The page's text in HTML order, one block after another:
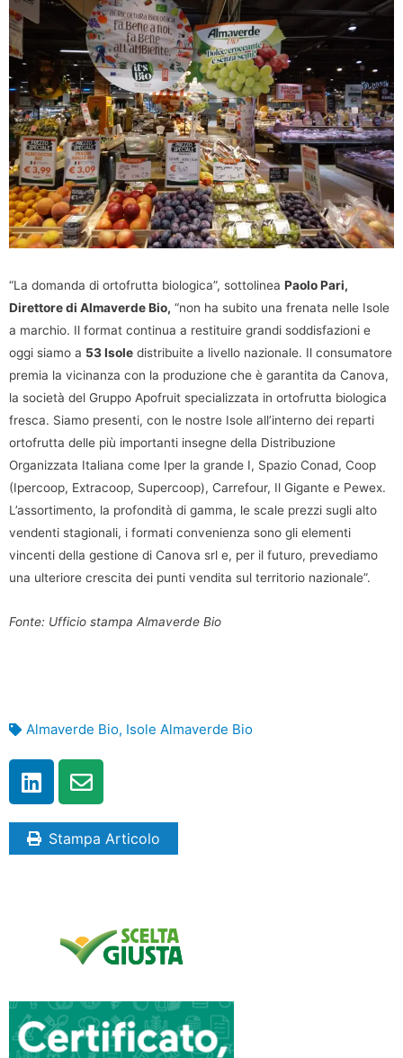
“La domanda di ortofrutta biologica”, sottolinea Paolo Pari,
Direttore di Almaverde Bio, “non ha subito una frenata nelle Isole
a marchio. Il format continua a restituire grandi soddisfazioni e
oggi siamo a 53 Isole distribuite a livello nazionale. Il consumatore
premia la vicinanza con la produzione che è garantita da Canova,
la società del Gruppo Apofruit specializzata in ortofrutta biologica
fresca. Siamo presenti, con le nostre Isole all’interno dei reparti
ortofrutta delle più importanti insegne della Distribuzione
Organizzata Italiana come Iper la grande I, Spazio Conad, Coop
(Ipercoop, Extracoop, Supercoop), Carrefour, Il Gigante e Pewex.
L’assortimento, la profondità di gamma, le scale prezzi sugli alto
vendenti stagionali, i formati convenienza sono gli elementi
vincenti della gestione di Canova srl e, per il futuro, prevediamo
una ulteriore crescita dei punti vendita sul territorio nazionale”.
Fonte: Ufficio stampa Almaverde Bio
Almaverde Bio, Isole Almaverde Bio
Stampa Articolo